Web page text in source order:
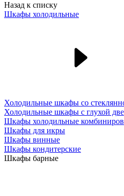
Назад к списку
Шкафы холодильные
Холодильные шкафы со
Холодильные шкафы с глухой
Шкафы холодильные
Шкафы для икры
Шкафы винные
Шкафы кондитерские
Шкафы барные